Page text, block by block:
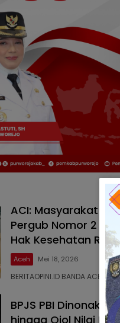
ACI: Masyarakat
Pergub Nomor 2
Hak Kesehatan
Aceh Mei 18, 2026
BERITAOPINI.ID BANDA ACEH
BPJS PBI
hingga Ojol Nilai